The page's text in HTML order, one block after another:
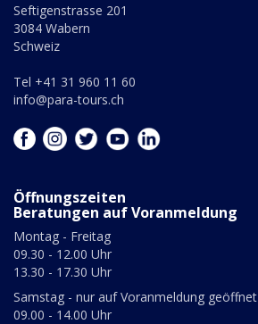
Seftigenstrasse 201
3084 Wabern
Schweiz
Tel +41 31 960 11 60
info@para-tours.ch
Öffnungszeiten
Beratungen auf Voranmeldung
Montag - Freitag
09.30 - 12.00 Uhr
13.30 - 17.30 Uhr
Samstag - nur auf Voranmeldung geöffnet
09.00 - 14.00 Uhr